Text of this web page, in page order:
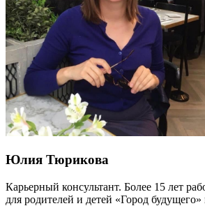
Юлия Тюрикова
Карьерный консультант. Более 15 лет
для родителей и детей «Город